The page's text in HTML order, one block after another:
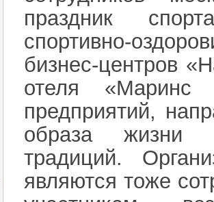
праздник
спортивно-
бизнес-центров
отеля «Маринс
предприятий,
образа жизни
традиций.
являются тоже